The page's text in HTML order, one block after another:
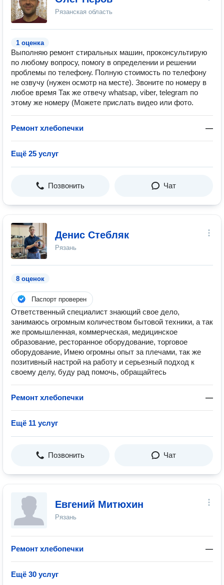
Рязанская область
1 оценка
Выполняю ремонт стиральных машин, проконсультирую
по любому вопросу, помогу в определении и решении
проблемы по телефону. Полную стоимость по телефону
не озвучу (нужен оcмотр на месте). Звоните по номеру в
любое время Так же отвечу whatsap, viber, telegram по
этому же номеру (Можете прислать видео или фото.
Ремонт хлебопечки —
Ещё 25 услуг
Позвонить Чат
Денис Стебляк
Рязань
8 оценок
Паспорт проверен
Ответственный специалист знающий свое дело,
занимаюсь огромным количеством бытовой техники, а так
же промышленная, коммерческая, медицинское
образование, ресторанное оборудование, торговое
оборудование, Имею огромны опыт за плечами, так же
позитивный настрой на работу и серьезный подход к
своему делу, буду рад помочь, обращайтесь
Ремонт хлебопечки —
Ещё 11 услуг
Позвонить Чат
Евгений Митюхин
Рязань
Ремонт хлебопечки —
Ещё 30 услуг